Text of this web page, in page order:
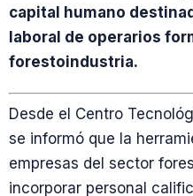
capital humano
laboral de operarios
forestoindustria.
Desde el Centro
se informó que la
empresas del sector
incorporar personal